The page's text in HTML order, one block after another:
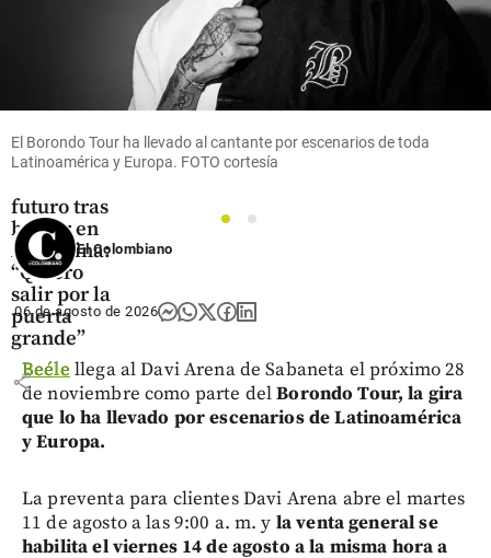
Fútbol
Jáminton
Campaz
futuro tras
brillar en
Argentina:
“Quiero
salir por la
puerta
grande”
share
El Borondo Tour ha llevado al cantante por escenarios de toda
Latinoamérica y Europa. FOTO cortesía
1
2
El Colombiano
06 de agosto de 2026
Beéle llega al Davi Arena de Sabaneta el próximo 28
de noviembre como parte delBorondo Tour, la gira
que lo ha llevado por escenarios de Latinoamérica
y Europa.
La preventa para clientes Davi Arena abre el martes
11 de agosto a las 9:00 a. m. y la venta general se
habilita el viernes 14 de agosto a la misma hora a